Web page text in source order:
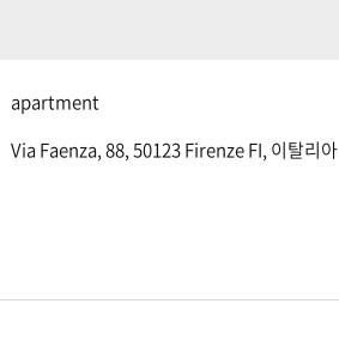
apartment
Via Faenza, 88, 50123 Firenze FI, 이탈리아